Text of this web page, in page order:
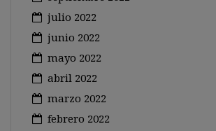
julio 2022
junio 2022
mayo 2022
abril 2022
marzo 2022
febrero 2022